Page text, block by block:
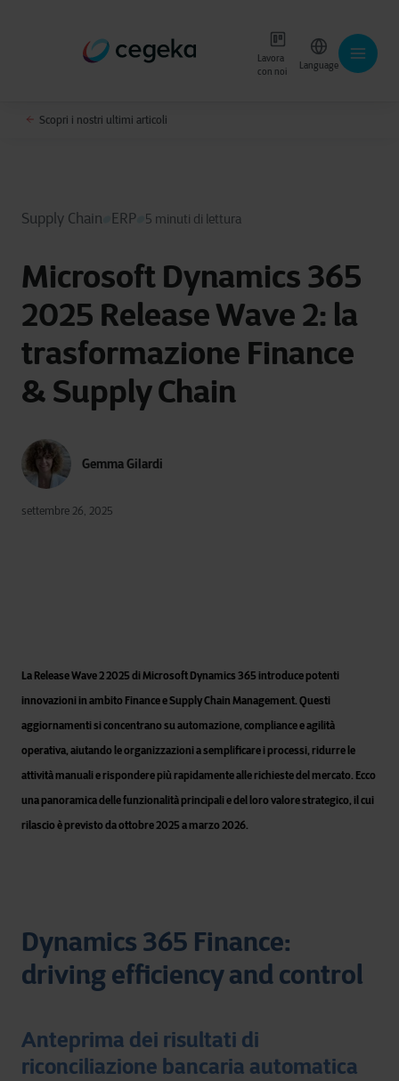
Lavora
con noi
Language
Scopri i nostri ultimi articoli
Supply Chain ERP 5 minuti di lettura
Microsoft Dynamics 365
2025 Release Wave 2: la
trasformazione Finance
& Supply Chain
Gemma Gilardi
settembre 26, 2025
La Release Wave 2 2025 di Microsoft Dynamics 365 introduce potenti
innovazioni in ambito Finance e Supply Chain Management. Questi
aggiornamenti si concentrano su automazione, compliance e agilità
operativa, aiutando le organizzazioni a semplificare i processi, ridurre le
attività manuali e rispondere più rapidamente alle richieste del mercato. Ecco
una panoramica delle funzionalità principali e del loro valore strategico, il cui
rilascio è previsto da ottobre 2025 a marzo 2026.
Dynamics 365 Finance:
driving efficiency and control
Anteprima dei risultati di
riconciliazione bancaria automatica